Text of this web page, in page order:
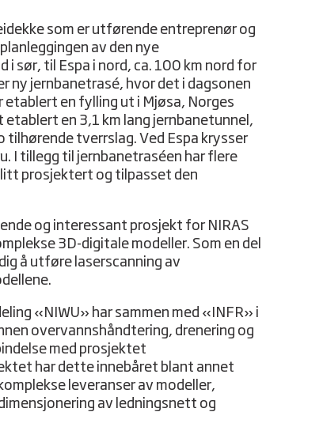
som er utførende entreprenør og
av den nye
i sør, til Espa i nord, ca. 100 km nord for
ny jernbanetrasé, hvor det i dagsonen
etablert en fylling ut i Mjøsa, Norges
en 3,1 km lang jernbanetunnel,
tverrslag. Ved Espa krysser
I tillegg til jernbanetraséen har flere
prosjektert og tilpasset den
og interessant prosjekt for NIRAS
3D-digitale modeller. Som en del
å utføre laserscanning av
«NIWU» har sammen med «INFR» i
overvannshåndtering, drenering og
med prosjektet
har dette innebåret blant annet
leveranser av modeller,
av ledningsnett og